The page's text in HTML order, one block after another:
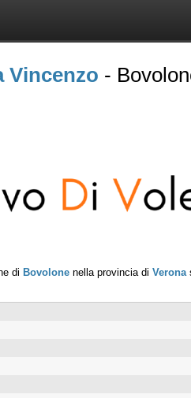
Vincenzo -
di Bovolone nella provincia di Verona